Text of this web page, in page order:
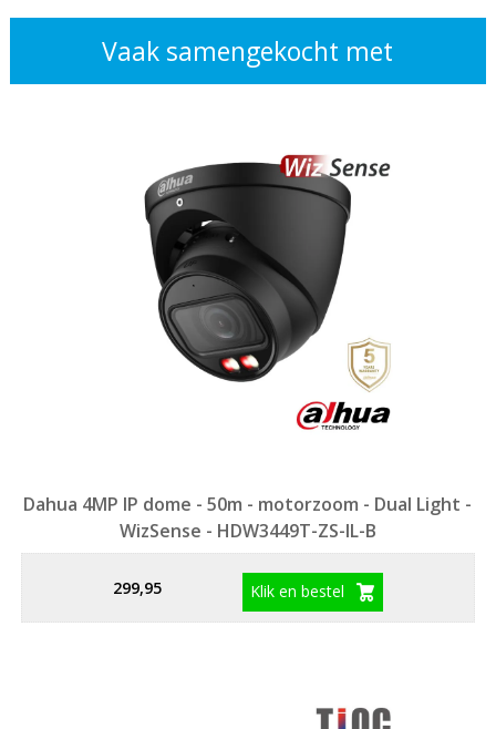
Vaak samengekocht met
Dahua 4MP IP dome - 50m - motorzoom - Dual Light -
WizSense - HDW3449T-ZS-IL-B
299,95 Klik en bestel